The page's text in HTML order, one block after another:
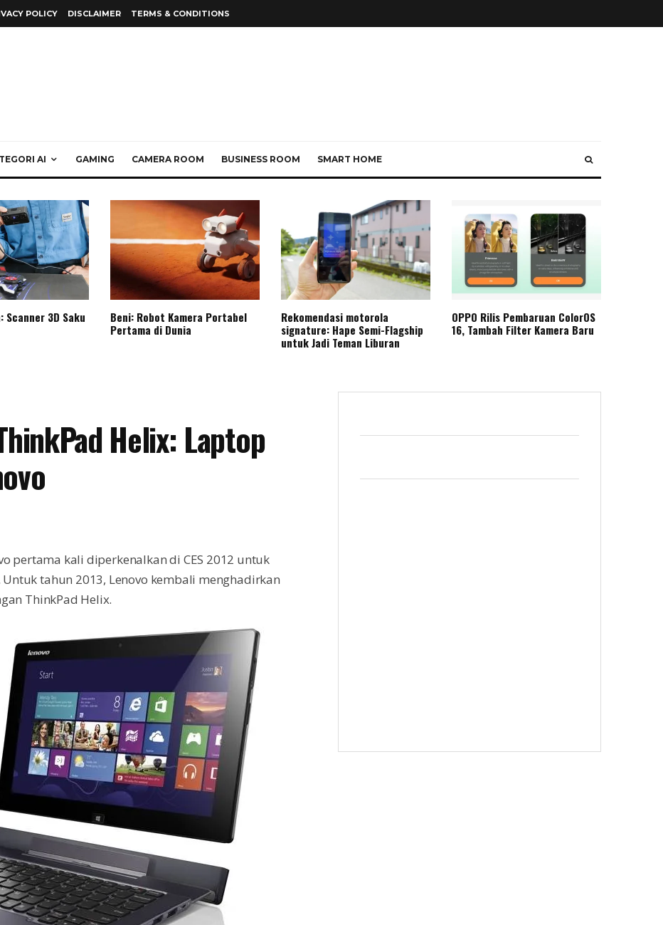
POLICY DISCLAIMER TERMS & CONDITIONS
AI GAMING CAMERA ROOM BUSINESS ROOM SMART HOME
3D Saku
Beni: Robot Kamera Portabel
Pertama di Dunia
Rekomendasi motorola
signature: Hape Semi-Flagship
untuk Jadi Teman Liburan
OPPO Rilis Pembaruan ColorOS
16, Tambah Filter Kamera Baru
Helix: Laptop
pertama kali diperkenalkan di CES 2012 untuk
tahun 2013, Lenovo kembali menghadirkan
ThinkPad Helix.